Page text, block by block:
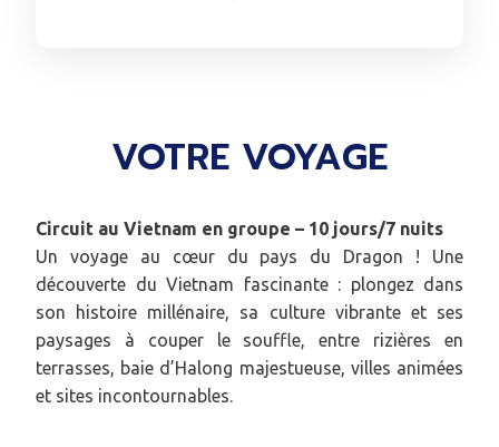
VOTRE VOYAGE
Circuit au Vietnam en groupe – 10 jours/7 nuits
Un voyage au cœur du pays du Dragon ! Une
découverte du Vietnam fascinante : plongez dans
son histoire millénaire, sa culture vibrante et ses
paysages à couper le souffle, entre rizières en
terrasses, baie d’Halong majestueuse, villes animées
et sites incontournables.